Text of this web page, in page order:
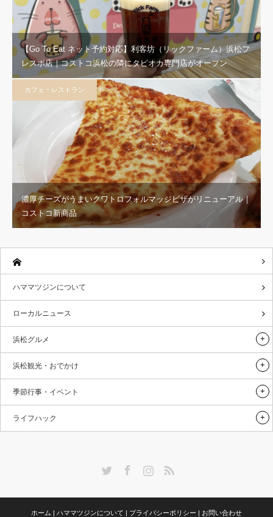
【Go To Eat ネット予約対応】利客坊（リックファーム）浜松フ
レスポ店｜コストコ浜松の隣にタピオカ専門店がオープン
カフェ・レストラン
濃厚チーズがうまいクワトロフォルマッジピザがリニューアル｜
コストコ新商品
ハママツジンについて
ローカルニュース
浜松グルメ
浜松観光・おでかけ
季節行事・イベント
ライフハック
ホーム ハママツジンについて プライバシーポリシー お問い合わせ